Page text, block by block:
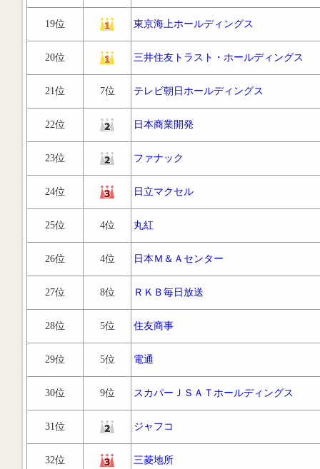
19位 東京海上ホールディングス
20位 三井住友トラスト・ホールディングス
21位 7位 テレビ朝日ホールディングス
22位 日本商業開発
23位 ファナック
24位 日立マクセル
25位 4位 丸紅
26位 4位 日本Ｍ＆Ａセンター
27位 8位 ＲＫＢ毎日放送
28位 5位 住友商事
29位 5位 電通
30位 9位 スカパーＪＳＡＴホールディングス
31位 ジャフコ
32位 三菱地所